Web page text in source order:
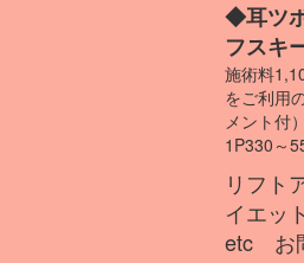
◆耳ツ
フスキ
施術料
をご利用
メント付）
1P330～
リフト
イエッ
etc お